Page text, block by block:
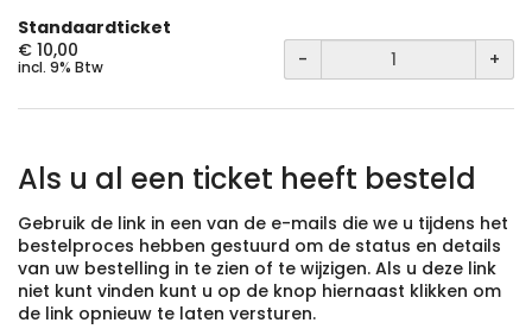
Standaardticket
€ 10,00
incl. 9% Btw - +
Als u al een ticket heeft besteld
Gebruik de link in een van de e-mails die we u tijdens het
bestelproces hebben gestuurd om de status en details
van uw bestelling in te zien of te wijzigen. Als u deze link
niet kunt vinden kunt u op de knop hiernaast klikken om
de link opnieuw te laten versturen.